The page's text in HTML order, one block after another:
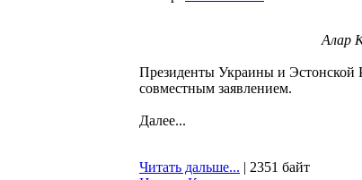
Алар
Президенты Украины и Эстонской
совместным заявлением.
Далее...
Читать дальше... | 2351 байт